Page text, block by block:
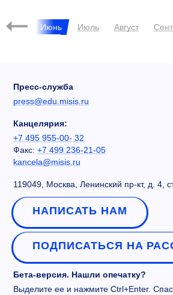
Май Июнь Июль Август
Пресс-служба
press@edu.misis.ru
Канцелярия:
+7 495 955-00- 32
Факс: +7 499 236-21-05
kancela@misis.ru
119049, Москва, Ленинский пр-кт, д. 4,
НАПИСАТЬ НАМ
ПОДПИСАТЬСЯ НА
Бета-версия. Нашли опечатку?
Выделите ее и нажмите Ctrl+Enter.